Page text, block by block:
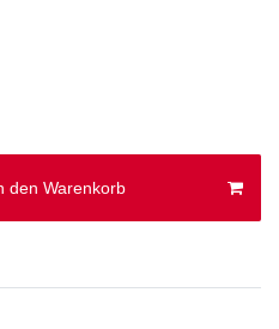
den Warenkorb